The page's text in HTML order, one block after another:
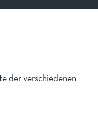
der verschiedenen